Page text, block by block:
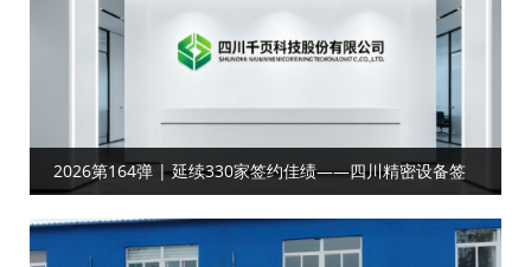
2026第164弹 | 延续330家签约佳绩——四川精密设备签
约工厂目视化